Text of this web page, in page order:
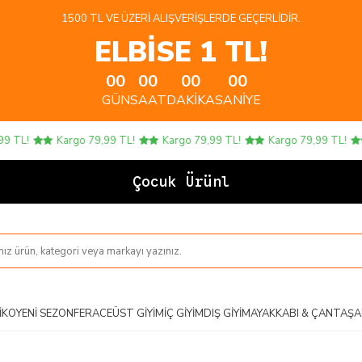
1500 TL VE ÜZERI ALIŞVERIŞLERDE GEÇERLIDIR.
ELBİSE 1 TL!
00
GÜN
00
SAAT
00
DAKIKA
00
SANIYE
Kargo 79,99 TL! Kargo 79,99 TL! Kargo 79,99 TL!
Çocuk Ürünlerin
YENI SEZONFERACEÜST GIYIMİÇ GIYIMDIŞ GIYIMAYAKKABI & ÇANTA